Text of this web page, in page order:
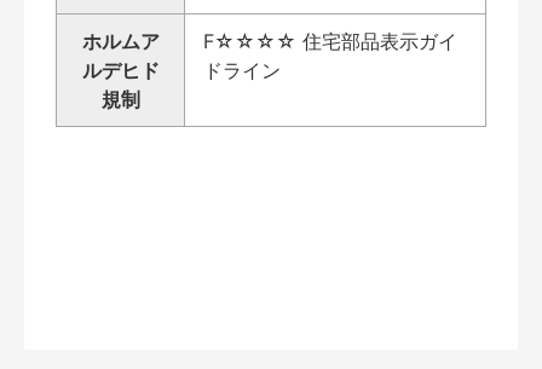
ホルムア
ルデヒド
規制
F☆☆☆☆ 住宅部品表示ガイ
ドライン